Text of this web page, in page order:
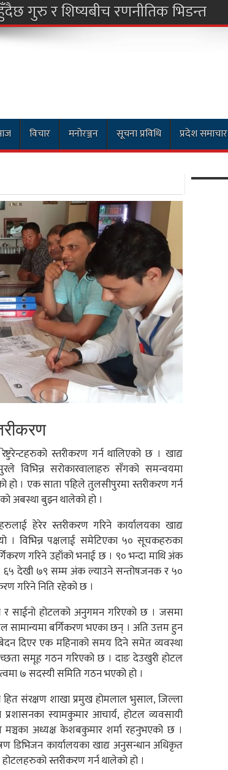
विचार मनोरञ्जन सूचना प्रविधि प्रदेश समाचार
स्तरीकरण गर्न थालिएको छ । खाद्य
विभिन्न सरोकारवालाहरु सँगको समन्वयमा
हो । एक साता पहिले तुलसीपुरमा स्तरीकरण गर्न
अबस्था बुझ्न थालेको हो ।
हेरेर स्तरीकरण गरिने कार्यालयका खाद्य
। विभिन्न पक्षलाई समेटिएका ५० सूचकहरुका
गरिने उहाँको भनाई छ । ९० भन्दा माथि अंक
६५ देखी ७९ सम्म अंक ल्याउने सन्तोषजनक र ५०
गरिने निति रहेको छ ।
र साईनो होटलको अनुगमन गरिएको छ । जसमा
सामान्यमा बर्गिकरण भएका छन् । अति उत्तम हुन
दिएर एक महिनाको समय दिने समेत व्यवस्था
समूह गठन गरिएको छ । दाङ देउखुरी होटल
७ सदस्यी समिति गठन भएको हो ।
हित संरक्षण शाखा प्रमुख होमलाल भुसाल, जिल्ला
प्रशासनका स्यामकुमार आचार्य, होटल व्यवसायी
मञ्चका अध्यक्ष केशबकुमार शर्मा रहनुभएको छ ।
डिभिजन कार्यालयका खाद्य अनुसन्धान अधिकृत
स्तरीकरण गर्न थालेको हो ।